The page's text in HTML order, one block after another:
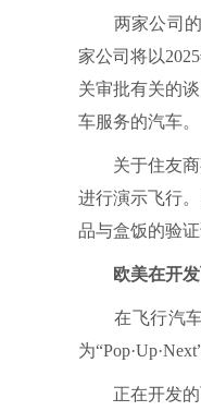
两家公司的合
家公司将以
关审批有关的
车服务的汽车。
关于住友商事
进行演示飞行
品与盒饭的验
欧美在开
在飞行汽车
为
正在开发的飞